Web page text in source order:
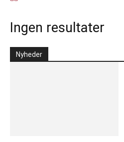
Ingen resultater
Nyheder